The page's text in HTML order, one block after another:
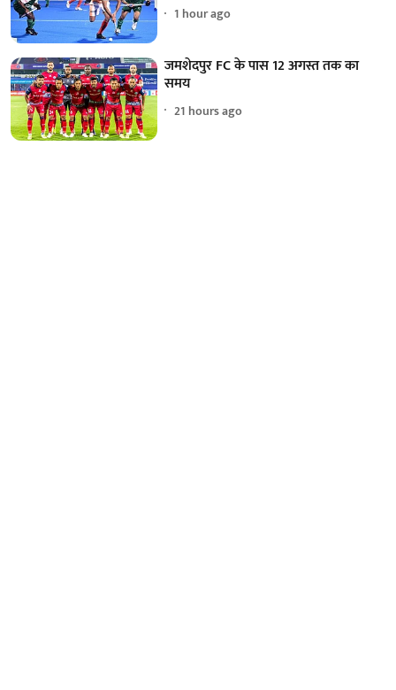
1 hour ago
जमशेदपुर FC के पास 12 अगस्त तक का
समय
21 hours ago